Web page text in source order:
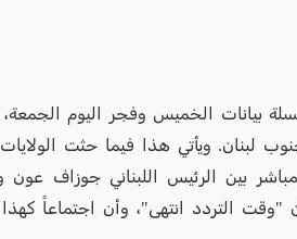
لبنان. ويأتي هذا فيما حثت
بين الرئيس اللبناني جوزاف عون
أن "وقت التردد انتهى"، وأن اجتماعاً